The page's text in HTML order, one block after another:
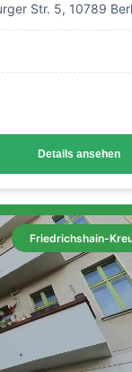
Str. 5, 10789
Details ansehen
Friedrichshain-